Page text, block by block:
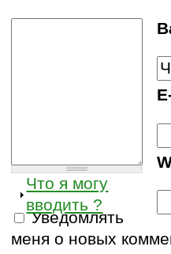
Что я могу
вводить ?
Уведомлять
меня о новых